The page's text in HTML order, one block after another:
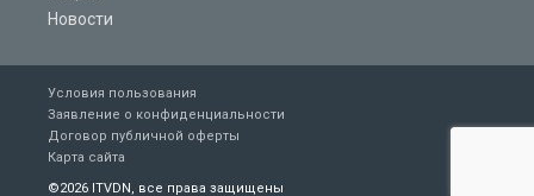
Новости
Условия пользования
Заявление о конфиденциальности
Договор публичной оферты
Карта сайта
©2026 ITVDN, все права защищены